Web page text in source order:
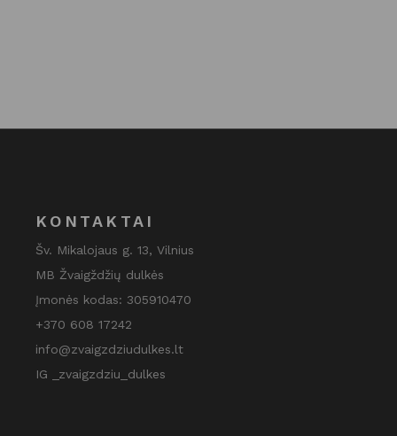
KONTAKTAI
Šv. Mikalojaus g. 13, Vilnius
MB Žvaigždžių dulkės
Įmonės kodas: 305910470
+370 608 17242
info@zvaigzdziudulkes.lt
IG _zvaigzdziu_dulkes